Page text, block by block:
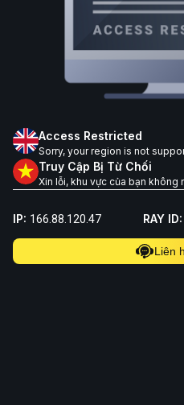
Access Restricted
Sorry, your region is not
Truy Cập Bị Từ Chối
Xin lỗi, khu vực của bạn không
IP: 166.88.120.47 RAY ID:
Liên